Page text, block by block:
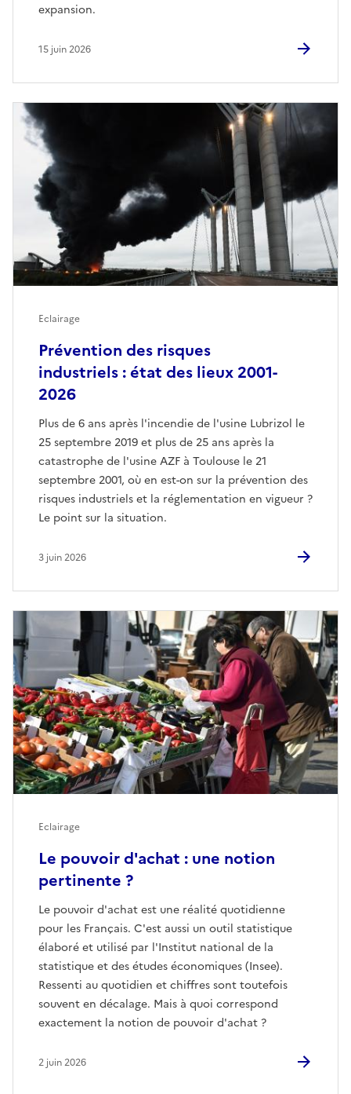
expansion.
15 juin 2026
Prévention des risques
industriels : état des lieux 2001-
2026
Plus de 6 ans après l'incendie de l'usine Lubrizol le
25 septembre 2019 et plus de 25 ans après la
catastrophe de l'usine AZF à Toulouse le 21
septembre 2001, où en est-on sur la prévention des
risques industriels et la réglementation en vigueur ?
Le point sur la situation.
Eclairage
3 juin 2026
Le pouvoir d'achat : une notion
pertinente ?
Le pouvoir d'achat est une réalité quotidienne
pour les Français. C'est aussi un outil statistique
élaboré et utilisé par l'Institut national de la
statistique et des études économiques (Insee).
Ressenti au quotidien et chiffres sont toutefois
souvent en décalage. Mais à quoi correspond
exactement la notion de pouvoir d'achat ?
Eclairage
2 juin 2026